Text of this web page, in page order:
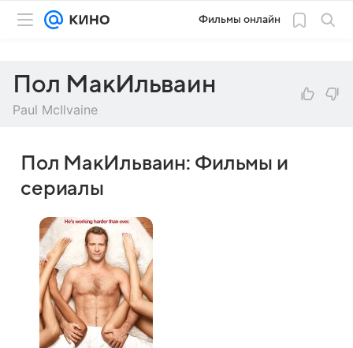
Фильмы онлайн
Пол МакИльваин
Paul McIlvaine
Пол МакИльваин: Фильмы и
сериалы